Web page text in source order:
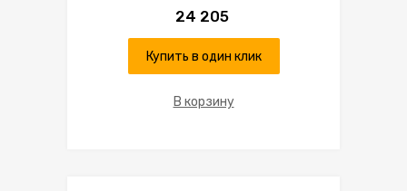
24 205
Купить в один клик
В корзину